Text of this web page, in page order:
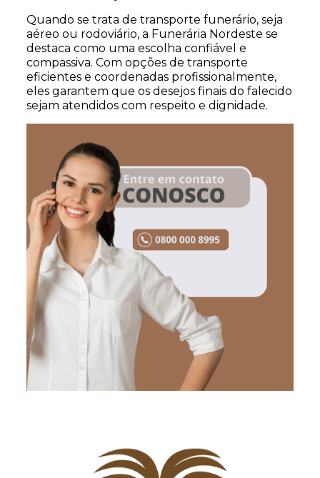
Quando se trata de transporte funerário, seja
aéreo ou rodoviário, a Funerária Nordeste se
destaca como uma escolha confiável e
compassiva. Com opções de transporte
eficientes e coordenadas profissionalmente,
eles garantem que os desejos finais do falecido
sejam atendidos com respeito e dignidade.